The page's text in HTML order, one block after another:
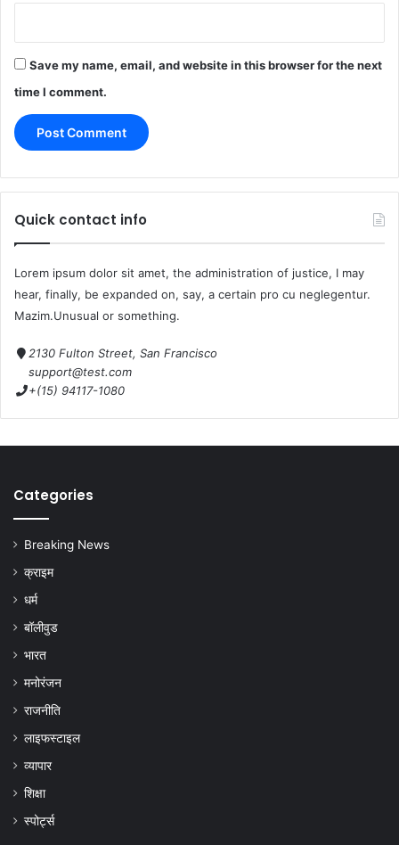
Save my name, email, and website in this browser for the next
time I comment.
Quick contact info
Lorem ipsum dolor sit amet, the administration of justice, I may
hear, finally, be expanded on, say, a certain pro cu neglegentur.
Mazim.Unusual or something.
2130 Fulton Street, San Francisco
support@test.com
+(15) 94117-1080
Categories
Breaking News
क्राइम
धर्म
बॉलीवुड
भारत
मनोरंजन
राजनीति
लाइफस्टाइल
व्यापार
शिक्षा
स्पोर्ट्स